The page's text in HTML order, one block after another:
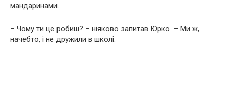
мандаринами.
– Чому ти це робиш? – ніяково запитав Юрко. – Ми ж,
начебто, і не дружили в школі.